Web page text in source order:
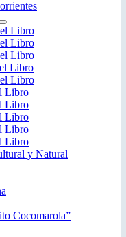
Libro
Libro
Libro
Libro
Libro
Libro
Libro
Libro
Libro
Libro
y Natural
Cocomarola”